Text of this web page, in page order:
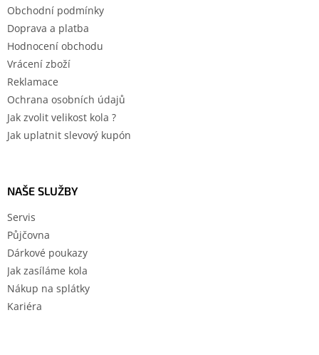
Obchodní podmínky
Doprava a platba
Hodnocení obchodu
Vrácení zboží
Reklamace
Ochrana osobních údajů
Jak zvolit velikost kola ?
Jak uplatnit slevový kupón
NAŠE SLUŽBY
Servis
Půjčovna
Dárkové poukazy
Jak zasíláme kola
Nákup na splátky
Kariéra